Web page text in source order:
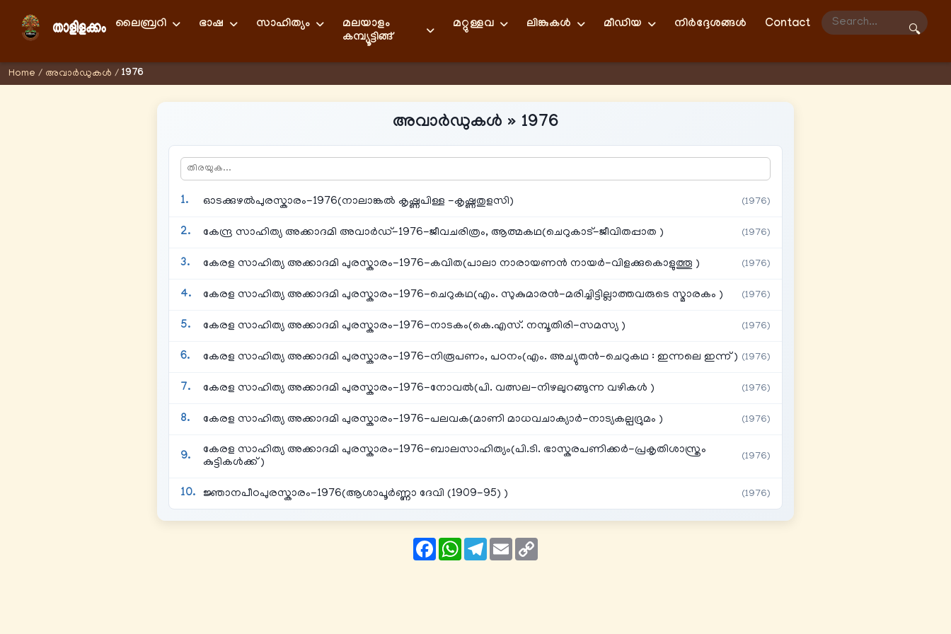
ലൈബ്രറി ഭാഷ സാഹിത്യം
മലയാളം
കമ്പ്യൂട്ടിങ്ങ്
മറ്റുള്ളവ ലിങ്കുകള്‍ മീഡിയ നിർദ്ദേശങ്ങൾ Contact
🔍
Home / അവാര്‍ഡുകള്‍ / 1976
അവാര്‍ഡുകള്‍ » 1976
ഓടക്കുഴൽപുരസ്കാരം-1976(നാലാങ്കൽ കൃഷ്ണപിള്ള -കൃഷ്ണതുളസി) (1976)
കേന്ദ്ര സാഹിത്യ അക്കാദമി അവാർഡ്-1976-ജീവചരിത്രം, ആത്മകഥ(ചെറുകാട്-ജീവിതപ്പാത ) (1976)
കേരള സാഹിത്യ അക്കാദമി പുരസ്കാരം-1976-കവിത(പാലാ നാരായണൻ നായർ-വിളക്കുകൊളുത്തൂ ) (1976)
കേരള സാഹിത്യ അക്കാദമി പുരസ്കാരം-1976-ചെറുകഥ(എം. സുകുമാരൻ-മരിച്ചിട്ടില്ലാത്തവരുടെ സ്മാരകം ) (1976)
കേരള സാഹിത്യ അക്കാദമി പുരസ്കാരം-1976-നാടകം(കെ.എസ്. നമ്പൂതിരി-സമസ്യ ) (1976)
കേരള സാഹിത്യ അക്കാദമി പുരസ്കാരം-1976-നിരൂപണം, പഠനം(എം. അച്യുതൻ-ചെറുകഥ : ഇന്നലെ ഇന്ന് ) (1976)
കേരള സാഹിത്യ അക്കാദമി പുരസ്കാരം-1976-നോവൽ(പി. വത്സല-നിഴലുറങ്ങുന്ന വഴികൾ ) (1976)
കേരള സാഹിത്യ അക്കാദമി പുരസ്കാരം-1976-പലവക(മാണി മാധവചാക്യാർ-നാട്യകല്പദ്രുമം ) (1976)
കേരള സാഹിത്യ അക്കാദമി പുരസ്കാരം-1976-ബാലസാഹിത്യം(പി.ടി. ഭാസ്കരപണിക്കർ-പ്രകൃതിശാസ്ത്രം
കുട്ടികൾക്ക് )
(1976)
ജ്ഞാനപീഠപുരസ്കാരം-1976(ആശാപൂർണ്ണാ ദേവി (1909-95) ) (1976)
FacebookWhatsAppTelegram
Email